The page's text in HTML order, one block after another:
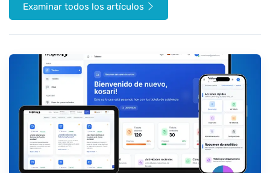
Examinar todos los artículos